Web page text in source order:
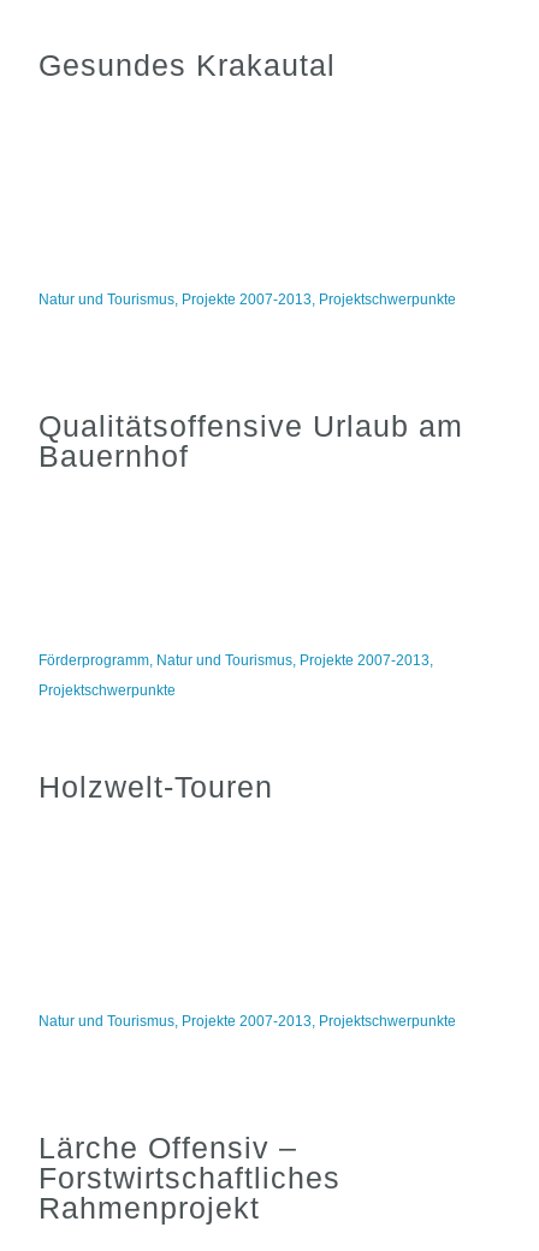
Gesundes Krakautal
Natur und Tourismus, Projekte 2007-2013, Projektschwerpunkte
Qualitätsoffensive Urlaub am
Bauernhof
Förderprogramm, Natur und Tourismus, Projekte 2007-2013,
Projektschwerpunkte
Holzwelt-Touren
Natur und Tourismus, Projekte 2007-2013, Projektschwerpunkte
Lärche Offensiv –
Forstwirtschaftliches
Rahmenprojekt